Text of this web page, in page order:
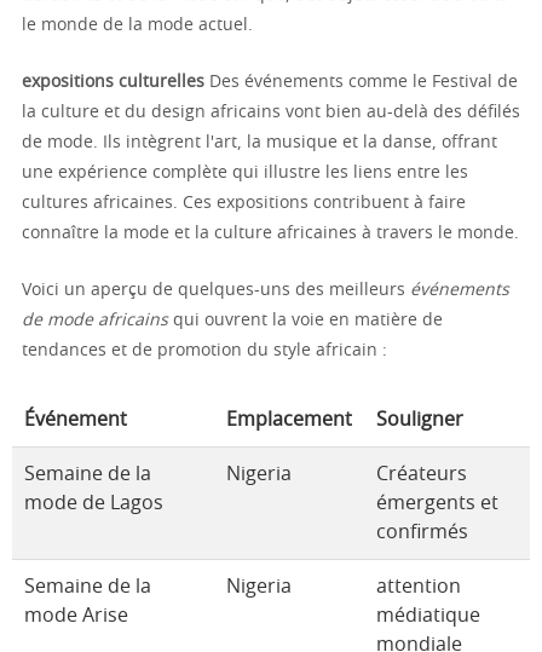
le monde de la mode actuel.
expositions culturelles Des événements comme le Festival de
la culture et du design africains vont bien au-delà des défilés
de mode. Ils intègrent l'art, la musique et la danse, offrant
une expérience complète qui illustre les liens entre les
cultures africaines. Ces expositions contribuent à faire
connaître la mode et la culture africaines à travers le monde.
Voici un aperçu de quelques-uns des meilleurs événements
de mode africainsqui ouvrent la voie en matière de
tendances et de promotion du style africain :
Événement Emplacement Souligner
Semaine de la
mode de Lagos
Nigeria
Créateurs
émergents et
confirmés
Semaine de la
mode Arise
Nigeria
attention
médiatique
mondiale